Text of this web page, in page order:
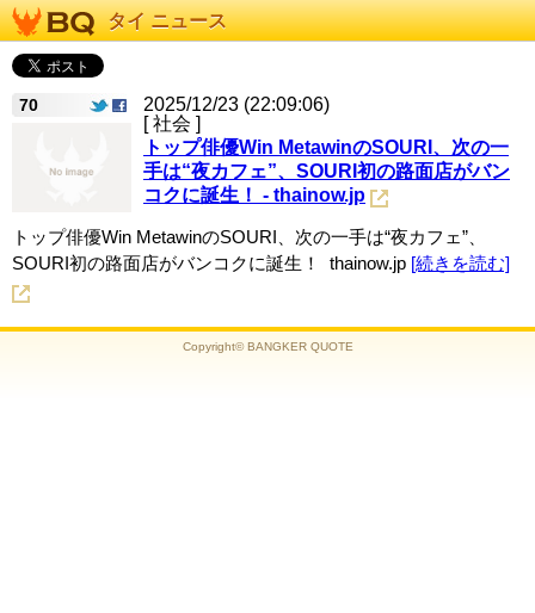
タイ ニュース
70
2025/12/23 (22:09:06)
[ 社会 ]
トップ俳優Win MetawinのSOURI、次の一
手は“夜カフェ”、SOURI初の路面店がバン
コクに誕生！ - thainow.jp
トップ俳優Win MetawinのSOURI、次の一手は“夜カフェ”、
SOURI初の路面店がバンコクに誕生！ thainow.jp [続きを読む]
Copyright© BANGKER QUOTE